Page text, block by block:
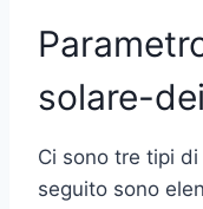
solare-
Ci sono tre tipi
seguito sono